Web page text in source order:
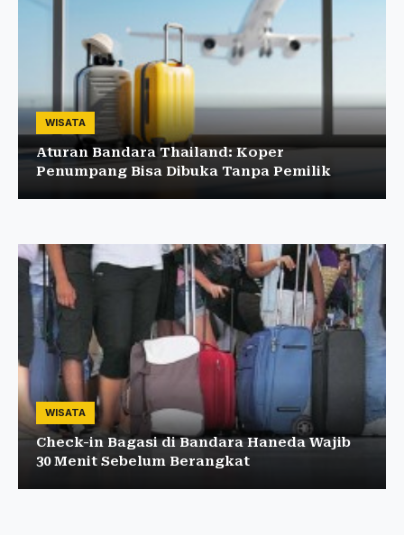
WISATA
Aturan Bandara Thailand: Koper
Penumpang Bisa Dibuka Tanpa Pemilik
WISATA
Check-in Bagasi di Bandara Haneda Wajib
30 Menit Sebelum Berangkat